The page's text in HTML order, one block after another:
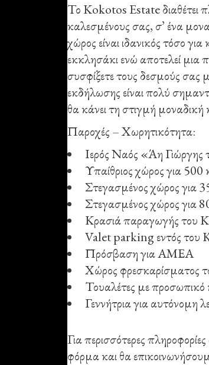
Το Kokotos Estate διαθέτει
καλεσμένους σας, σ’ ένα
χώρος είναι ιδανικός τόσο
εκκλησάκι ενώ αποτελεί
συσφίξετε τους δεσμούς σας
εκδήλωσης είναι πολύ
θα κάνει τη στιγμή μοναδική
Παροχές – Χωρητικότητα:
Ιερός Ναός «Άη
Υπαίθριος χώρος για
Στεγασμένος χώρος για
Στεγασμένος χώρος για
Κρασιά παραγωγής του
Valet parking εντός του
Πρόσβαση για ΑΜΕΑ
Χώρος φρεσκαρίσματος
Τουαλέτες με προσωπικό
Γεννήτρια για αυτόνομη
Για περισσότερες
φόρμα και θα